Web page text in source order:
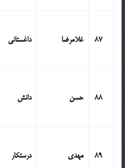
87 غلامرضا داغستانی
88 حسن دانش
89 مهدی درستکار